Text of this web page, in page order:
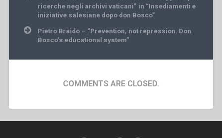
navigation
ricerche negli archivi vaticani” in “Insediamenti e
iniziative salesiane dopo don Bosco”
Pietro Braido – “Prevention, not repression. Don
Bosco’s educational system”
COMMENTS ARE CLOSED.